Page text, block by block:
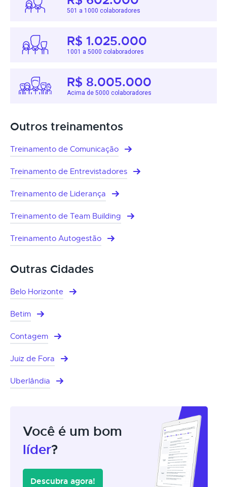
501 a 1000 colaboradores
R$ 1.025.000
1001 a 5000 colaboradores
R$ 8.005.000
Acima de 5000 colaboradores
Outros treinamentos
Treinamento de Comunicação
Treinamento de Entrevistadores
Treinamento de Liderança
Treinamento de Team Building
Treinamento Autogestão
Outras Cidades
Belo Horizonte
Betim
Contagem
Juiz de Fora
Uberlândia
Você é um bom
líder?
Descubra agora!